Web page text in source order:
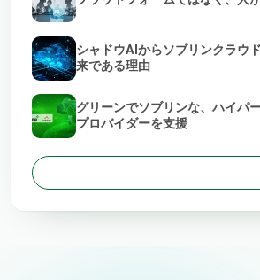
シャドウAIからソブリンクラウ
来である理由
グリーンでソブリンな、ハイパ
プロバイダーを支援